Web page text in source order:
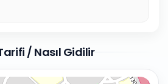
/ Nasıl Gidilir